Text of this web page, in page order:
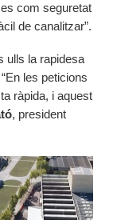
com seguretat
de canalitzar”.
ulls la rapidesa
les peticions
ràpida, i aquest
, president